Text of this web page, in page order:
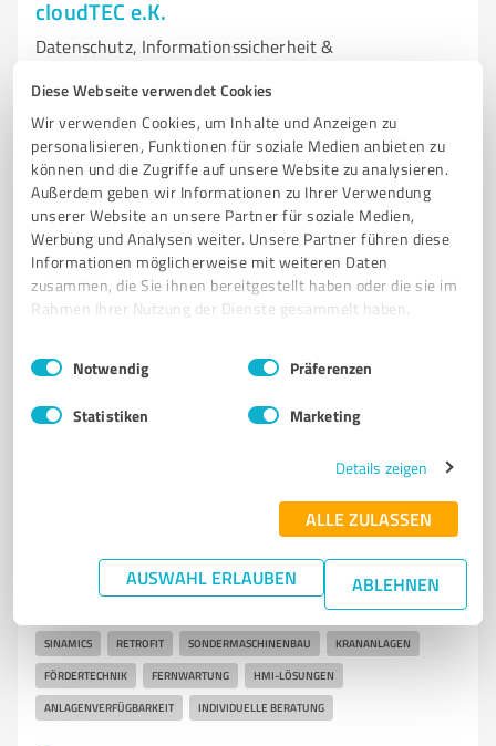
Diese Webseite verwendet Cookies
Wir verwenden Cookies, um Inhalte und Anzeigen zu
personalisieren, Funktionen für soziale Medien anbieten zu
können und die Zugriffe auf unsere Website zu analysieren.
Außerdem geben wir Informationen zu Ihrer Verwendung
unserer Website an unsere Partner für soziale Medien,
Werbung und Analysen weiter. Unsere Partner führen diese
Informationen möglicherweise mit weiteren Daten
zusammen, die Sie ihnen bereitgestellt haben oder die sie im
Rahmen Ihrer Nutzung der Dienste gesammelt haben.
Impressum Datenschutzbestimmungen
Einwilligungsauswahl
Notwendig Präferenzen
Statistiken Marketing
Details zeigen
ALLE ZULASSEN
AUSWAHL ERLAUBEN ABLEHNEN
cloudTEC e.K.
Datenschutz, Informationssicherheit &
WEBSEITEN DATENSCHUTZ- UND SICHERHEITSCHECK DATENSCHUTZAUDIT
EXTERNE INFORMATIONSSICHERHEITSBEAUFTRAGTE HINWEISGEBERSCHUTZ
HINWEISGEBERSCHUTZ-PORTAL WHISTLEBLOWER OMBUDSFRAU
Ludgerring 40, 41569 Rommerskirchen
Tel. +49 2183 2539687 r.schlia@cloudtec.de cloudtec.de
16 Bewertungen (4 Quellen)
Neitzel Solutions in Elsdorf
SIMATIC S7
SINAMICS RETROFIT SONDERMASCHINENBAU KRANANLAGEN
FÖRDERTECHNIK FERNWARTUNG HMI-LÖSUNGEN
ANLAGENVERFÜGBARKEIT INDIVIDUELLE BERATUNG